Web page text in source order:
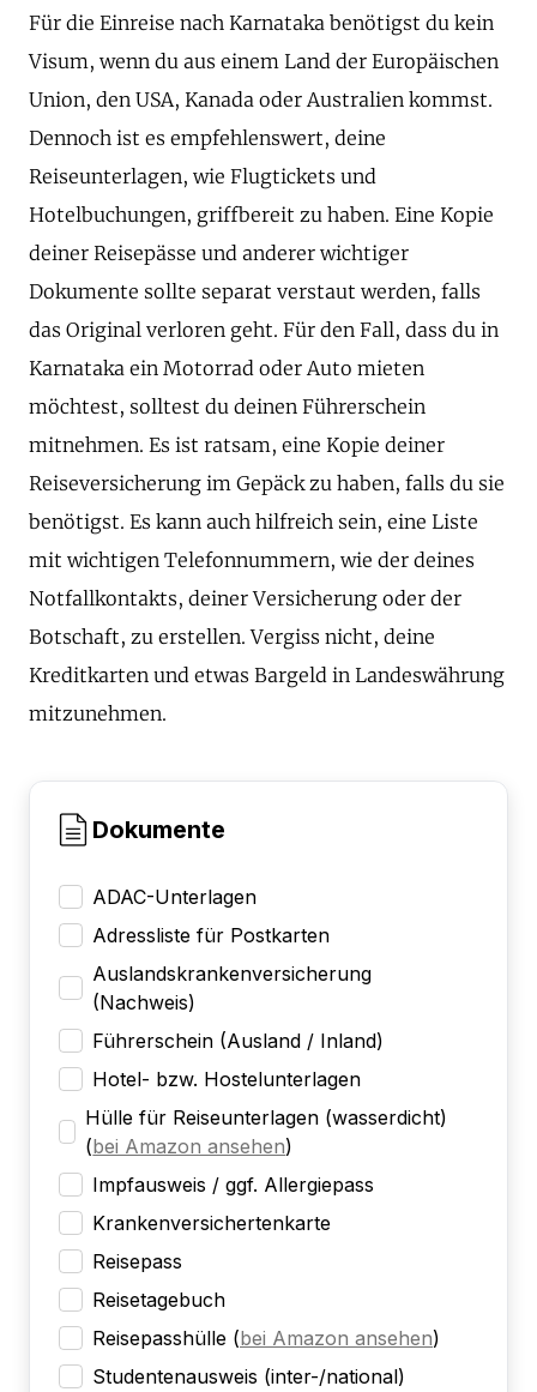
Für die Einreise nach Karnataka benötigst du kein
Visum, wenn du aus einem Land der Europäischen
Union, den USA, Kanada oder Australien kommst.
Dennoch ist es empfehlenswert, deine
Reiseunterlagen, wie Flugtickets und
Hotelbuchungen, griffbereit zu haben. Eine Kopie
deiner Reisepässe und anderer wichtiger
Dokumente sollte separat verstaut werden, falls
das Original verloren geht. Für den Fall, dass du in
Karnataka ein Motorrad oder Auto mieten
möchtest, solltest du deinen Führerschein
mitnehmen. Es ist ratsam, eine Kopie deiner
Reiseversicherung im Gepäck zu haben, falls du sie
benötigst. Es kann auch hilfreich sein, eine Liste
mit wichtigen Telefonnummern, wie der deines
Notfallkontakts, deiner Versicherung oder der
Botschaft, zu erstellen. Vergiss nicht, deine
Kreditkarten und etwas Bargeld in Landeswährung
mitzunehmen.
Dokumente
ADAC-Unterlagen
Adressliste für Postkarten
Auslandskrankenversicherung
(Nachweis)
Führerschein (Ausland / Inland)
Hotel- bzw. Hostelunterlagen
Hülle für Reiseunterlagen (wasserdicht)
(bei Amazon ansehen)
Impfausweis / ggf. Allergiepass
Krankenversichertenkarte
Reisepass
Reisetagebuch
Reisepasshülle (bei Amazon ansehen)
Studentenausweis (inter-/national)